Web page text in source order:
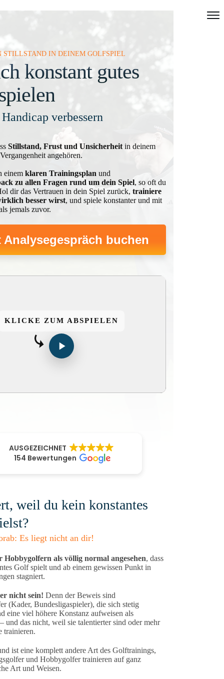
STILLSTAND IN DEINEM GOLFSPIEL
konstant gutes
verbessern
Stillstand, Frust und Unsicherheitin deinem
angehören.
einem klaren Trainingsplan und
zu allen Fragen rund um dein Spiel, so oft du
dir das Vertrauen in dein Spiel zurück, trainiere
besser wirst, und spiele konstanter und mit
jemals zuvor.
Analysegespräch buchen
KLICKE ZUM ABSPIELEN
AUSGEZEICHNET
154 Bewertungen
weil du kein konstantes
Es liegt nicht an dir!
Hobbygolfern als völlig normal angesehen, dass
Golf spielt und ab einem gewissen Punkt in
stagniert.
nicht sein! Denn der Beweis sind
(Kader, Bundesligaspieler), die sich stetig
eine viel höhere Konstanz aufweisen als
und das nicht, weil sie talentierter sind oder mehr
trainieren.
ist eine komplett andere Art des Golftrainings,
und Hobbygolfer trainieren auf ganz
Art und Weisen.